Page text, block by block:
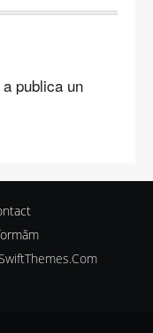
publica un